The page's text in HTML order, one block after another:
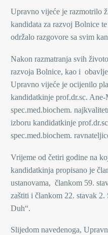
Upravno vijeće je razmotrilo
kandidata za razvoj Bolnice
održalo razgovore sa svim
Nakon razmatranja svih
razvoja Bolnice, kao i
Upravno vijeće je ocijenilo
kandidatkinje prof.dr.sc.
spec.med.biochem.
izboru kandidatkinje
spec.med.biochem.
Vrijeme od četiri godine na
kandidatkinja propisano je
ustanovama, člankom 59.
zaštiti i člankom 22. stavak
Duh“.
Slijedom navedenoga,